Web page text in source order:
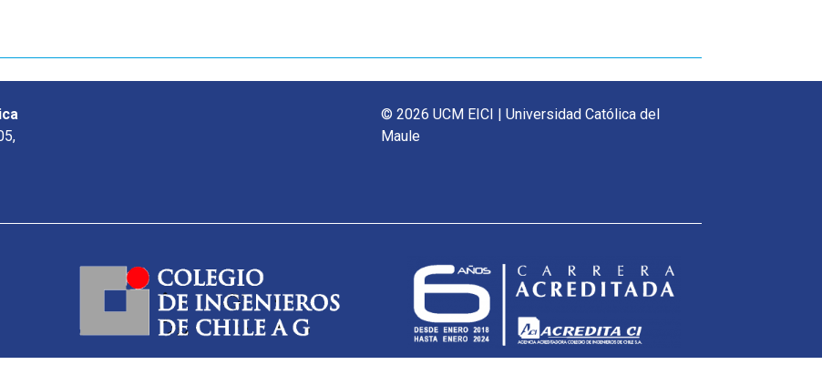
© 2026 UCM EICI | Universidad Católica del
Maule